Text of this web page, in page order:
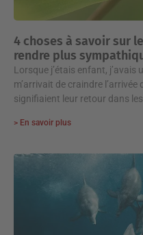
4 choses à savoir sur
rendre plus
Lorsque j’étais enfant, j’avais
m’arrivait de craindre l’arrivée
signifiaient leur retour dans
> En savoir plus